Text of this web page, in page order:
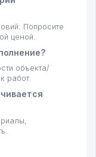
Попросите
ценой.
объекта/
работ.